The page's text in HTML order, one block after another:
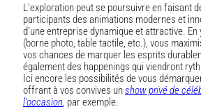
L’exploration peut se poursuivre en faisant
participants des animations modernes et
d’une entreprise dynamique et attractive.
(borne photo, table tactile, etc.), vous
vos chances de marquer les esprits
également des happenings qui viendront
Ici encore les possibilités de vous
offrant à vos convives unshow privé de
l’occasion, par exemple.